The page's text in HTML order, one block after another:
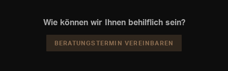
Wie können wir Ihnen behilflich sein?
BERATUNGSTERMIN VEREINBAREN